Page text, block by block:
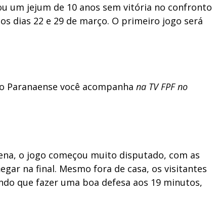
um jejum de 10 anos sem vitória no confronto
dias 22 e 29 de março. O primeiro jogo será
Paranaense você acompanhana TV FPF no
o jogo começou muito disputado, com as
na final. Mesmo fora de casa, os visitantes
que fazer uma boa defesa aos 19 minutos,